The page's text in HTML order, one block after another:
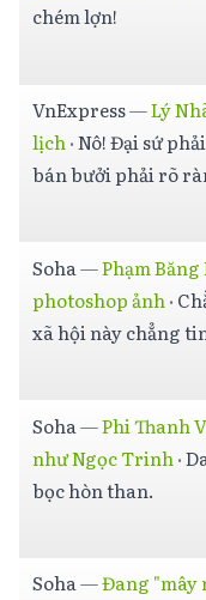
chém lợn!
VnExpress—Lý
lịch·Nô! Đại sứ
bán bưởi phải rõ
Soha—Phạm
photoshop ảnh·
xã hội này chẳng
Soha—Phi Thanh
như Ngọc Trinh·
bọc hòn than.
Soha—Đang "mây